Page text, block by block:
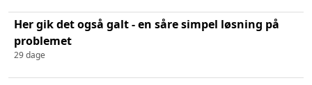
Her gik det også galt - en såre simpel løsning på
problemet
29 dage